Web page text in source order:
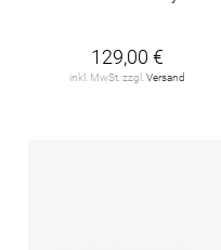
129,00 €
inkl. MwSt. zzgl. Versand